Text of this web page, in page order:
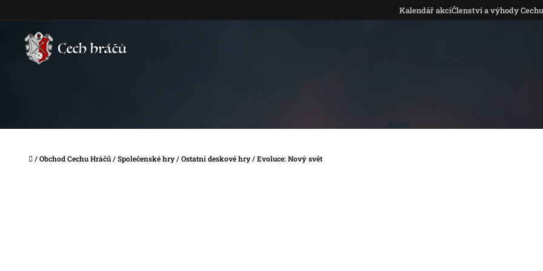
Kalendář akcíČlenství a výhody Cechu
Domů
/Obchod Cechu Hráčů/Společenské hry/Ostatní deskové hry/Evoluce: Nový svět